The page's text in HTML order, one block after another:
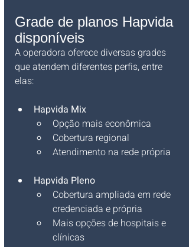
Grade de planos Hapvida
disponíveis
A operadora oferece diversas grades
que atendem diferentes perfis, entre
elas:
Hapvida Mix
Opção mais econômica
Cobertura regional
Atendimento na rede própria
Hapvida Pleno
Cobertura ampliada em rede
credenciada e própria
Mais opções de hospitais e
clínicas